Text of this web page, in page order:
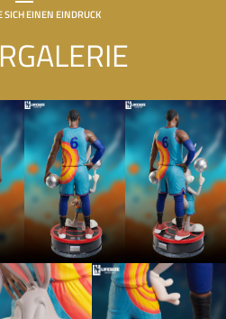
SICH EINEN EINDRUCK